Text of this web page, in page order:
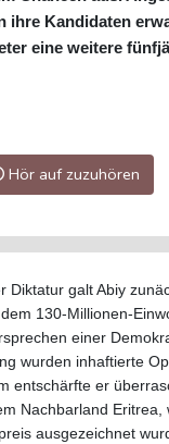
ihre Kandidaten
eine weitere
Hör auf zuzuhören
Diktatur galt Abiy
130-Millionen-
einer
wurden inhaftierte
entschärfte er
Nachbarland Eritrea,
ausgezeichnet